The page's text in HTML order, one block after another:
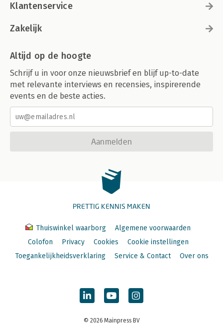
Klantenservice
Zakelijk
Altijd op de hoogte
Schrijf u in voor onze nieuwsbrief en blijf up-to-date
met relevante interviews en recensies, inspirerende
events en de beste acties.
Aanmelden
PRETTIG KENNIS MAKEN
Thuiswinkel waarborg
Algemene voorwaarden
Colofon
Privacy Cookies
Cookie instellingen
Toegankelijkheidsverklaring
Service & Contact Over ons
© 2026 Mainpress BV